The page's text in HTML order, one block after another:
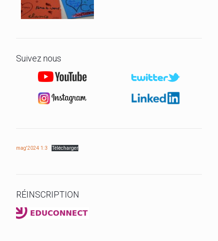
Suivez nous
mag'2024 1:3 Télécharger
RÉINSCRIPTION